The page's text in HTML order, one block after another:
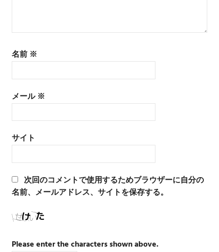
名前 ※
メール※
サイト
次回のコメントで使用するためブラウザーに自分の
名前、メールアドレス、サイトを保存する。
Please enter the characters shown above.